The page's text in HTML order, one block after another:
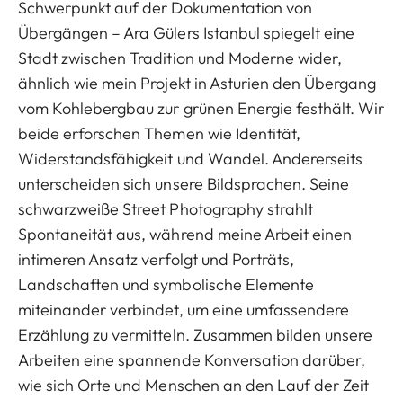
Schwerpunkt auf der Dokumentation von
Übergängen – Ara Gülers Istanbul spiegelt eine
Stadt zwischen Tradition und Moderne wider,
ähnlich wie mein Projekt in Asturien den Übergang
vom Kohlebergbau zur grünen Energie festhält. Wir
beide erforschen Themen wie Identität,
Widerstandsfähigkeit und Wandel. Andererseits
unterscheiden sich unsere Bildsprachen. Seine
schwarzweiße Street Photography strahlt
Spontaneität aus, während meine Arbeit einen
intimeren Ansatz verfolgt und Porträts,
Landschaften und symbolische Elemente
miteinander verbindet, um eine umfassendere
Erzählung zu vermitteln. Zusammen bilden unsere
Arbeiten eine spannende Konversation darüber,
wie sich Orte und Menschen an den Lauf der Zeit